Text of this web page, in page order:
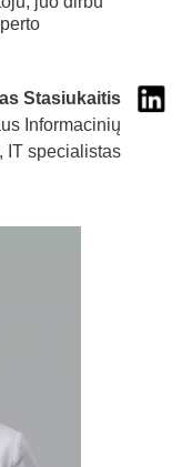
Stasiukaitis
Informacinių
IT specialistas